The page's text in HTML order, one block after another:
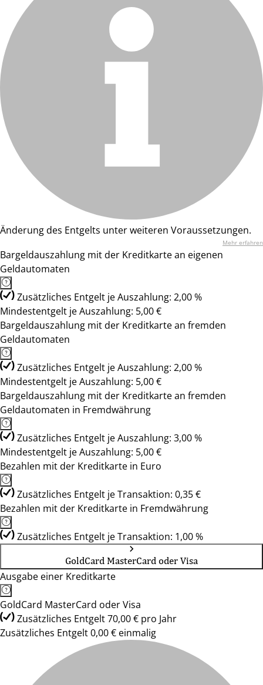
Änderung des Entgelts unter weiteren Voraussetzungen.
Mehr erfahren
Bargeldauszahlung mit der Kreditkarte an eigenen
Geldautomaten
Zusätzliches Entgelt je Auszahlung: 2,00 %
Mindestentgelt je Auszahlung: 5,00 €
Bargeldauszahlung mit der Kreditkarte an fremden
Geldautomaten
Zusätzliches Entgelt je Auszahlung: 2,00 %
Mindestentgelt je Auszahlung: 5,00 €
Bargeldauszahlung mit der Kreditkarte an fremden
Geldautomaten in Fremdwährung
Zusätzliches Entgelt je Auszahlung: 3,00 %
Mindestentgelt je Auszahlung: 5,00 €
Bezahlen mit der Kreditkarte in Euro
Zusätzliches Entgelt je Transaktion: 0,35 €
Bezahlen mit der Kreditkarte in Fremdwährung
Zusätzliches Entgelt je Transaktion: 1,00 %
GoldCard MasterCard oder Visa
Ausgabe einer Kreditkarte
GoldCard MasterCard oder Visa
Zusätzliches Entgelt 70,00 € pro Jahr
Zusätzliches Entgelt 0,00 € einmalig